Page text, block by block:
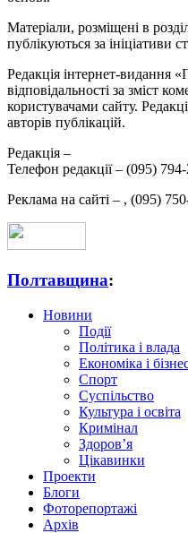
Матеріали, розміщені в
публікуються за ініціативи
Редакція інтернет-видання
відповідальності за зміст
користувачами сайту.
авторів публікацій.
Редакція –
Телефон редакції – (095)
Реклама на сайті – , (095)
Полтавщина:
Новини
Події
Політика і влада
Економіка і
Спорт
Суспільство
Культура і освіта
Кримінал
Здоров’я
Цікавинки
Проекти
Блоги
Фоторепортажі
Архів